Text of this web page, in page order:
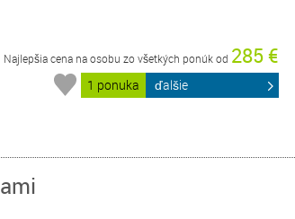
Najlepšia cena na osobu zo všetkých ponúk od 285 €
1 ponuka ďalšie